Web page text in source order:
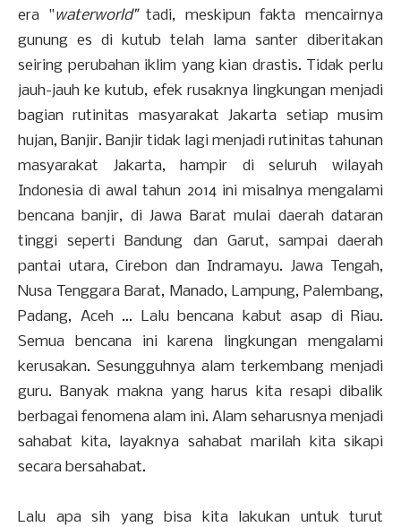
era "waterworld"tadi, meskipun fakta mencairnya
gunung es di kutub telah lama santer diberitakan
seiring perubahan iklim yang kian drastis. Tidak perlu
jauh-jauh ke kutub, efek rusaknya lingkungan menjadi
bagian rutinitas masyarakat Jakarta setiap musim
hujan, Banjir. Banjir tidak lagi menjadi rutinitas tahunan
masyarakat Jakarta, hampir di seluruh wilayah
Indonesia di awal tahun 2014 ini misalnya mengalami
bencana banjir, di Jawa Barat mulai daerah dataran
tinggi seperti Bandung dan Garut, sampai daerah
pantai utara, Cirebon dan Indramayu. Jawa Tengah,
Nusa Tenggara Barat, Manado, Lampung, Palembang,
Padang, Aceh ... Lalu bencana kabut asap di Riau.
Semua bencana ini karena lingkungan mengalami
kerusakan. Sesungguhnya alam terkembang menjadi
guru. Banyak makna yang harus kita resapi dibalik
berbagai fenomena alam ini. Alam seharusnya menjadi
sahabat kita, layaknya sahabat marilah kita sikapi
secara bersahabat.
Lalu apa sih yang bisa kita lakukan untuk turut